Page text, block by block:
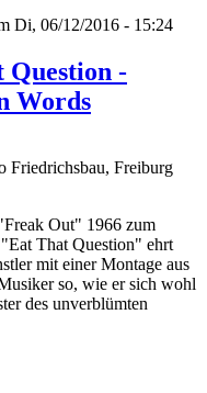
Di, 06/12/2016 - 15:24
-
Words
Friedrichsbau, Freiburg
Out" 1966 zum
That Question" ehrt
mit einer Montage aus
so, wie er sich wohl
des unverblümten